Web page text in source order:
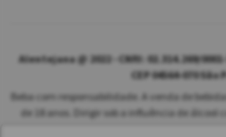
Alentejana @ 2022 - CNPJ: 02.314.269/
CEP 04564-070 São
Beba com responsabilidade. A venda de
de 18 anos. Dirigir sob a influência de álcool